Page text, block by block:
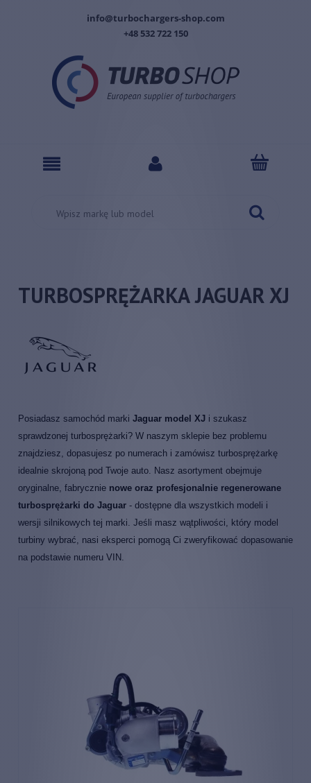
info@turbochargers-shop.com
+48 532 722 150
TURBOSPRĘŻARKA JAGUAR XJ
Posiadasz samochód marki Jaguar model XJ i szukasz
sprawdzonej turbosprężarki? W naszym sklepie bez problemu
znajdziesz, dopasujesz po numerach i zamówisz turbosprężarkę
idealnie skrojoną pod Twoje auto. Nasz asortyment obejmuje
oryginalne, fabrycznie nowe oraz profesjonalnie regenerowane
turbosprężarki do Jaguar - dostępne dla wszystkich modeli i
wersji silnikowych tej marki. Jeśli masz wątpliwości, który model
turbiny wybrać, nasi eksperci pomogą Ci zweryfikować dopasowanie
na podstawie numeru VIN.